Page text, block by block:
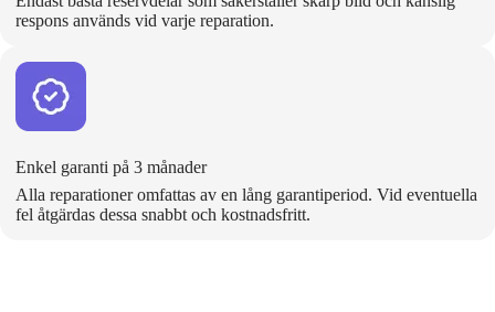
respons används vid varje reparation.
Enkel garanti på 3 månader
Alla reparationer omfattas av en lång garantiperiod. Vid eventuella
fel åtgärdas dessa snabbt och kostnadsfritt.